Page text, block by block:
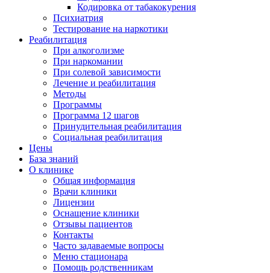
Кодировка от табакокурения
Психиатрия
Тестирование на наркотики
Реабилитация
При алкоголизме
При наркомании
При солевой зависимости
Лечение и реабилитация
Методы
Программы
Программа 12 шагов
Принудительная реабилитация
Социальная реабилитация
Цены
База знаний
О клинике
Общая информация
Врачи клиники
Лицензии
Оснащение клиники
Отзывы пациентов
Контакты
Часто задаваемые вопросы
Меню стационара
Помощь родственникам